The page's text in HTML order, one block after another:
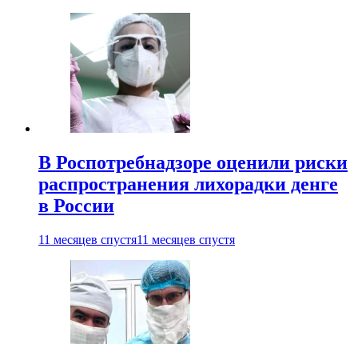
В Роспотребнадзоре оценили риски
распространения лихорадки денге
в России
11 месяцев спустя11 месяцев спустя